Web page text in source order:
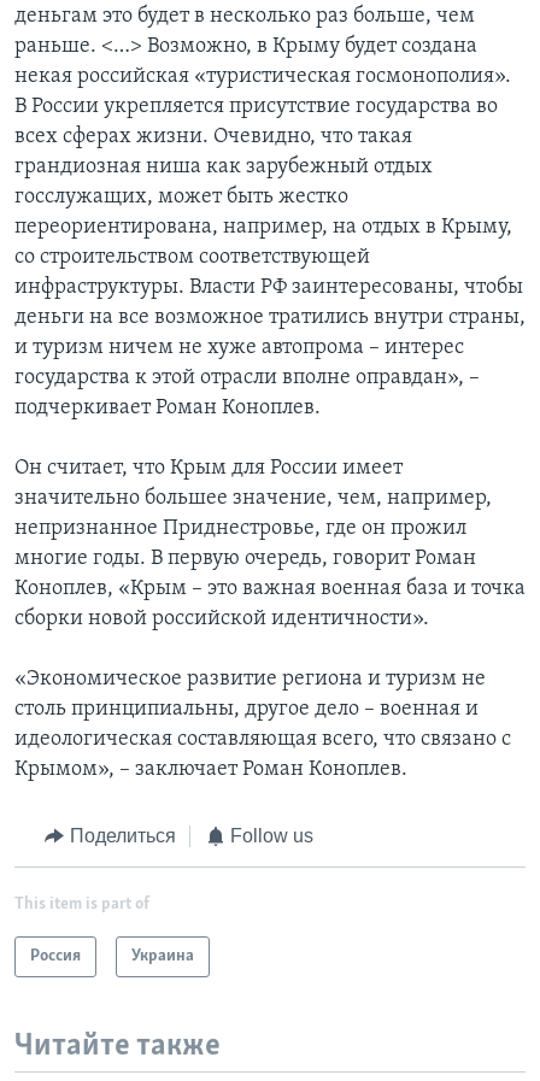
деньгам это будет в несколько раз больше, чем
раньше. <…> Возможно, в Крыму будет создана
некая российская «туристическая госмонополия».
В России укрепляется присутствие государства во
всех сферах жизни. Очевидно, что такая
грандиозная ниша как зарубежный отдых
госслужащих, может быть жестко
переориентирована, например, на отдых в Крыму,
со строительством соответствующей
инфраструктуры. Власти РФ заинтересованы, чтобы
деньги на все возможное тратились внутри страны,
и туризм ничем не хуже автопрома – интерес
государства к этой отрасли вполне оправдан», –
подчеркивает Роман Коноплев.
Он считает, что Крым для России имеет
значительно большее значение, чем, например,
непризнанное Приднестровье, где он прожил
многие годы. В первую очередь, говорит Роман
Коноплев, «Крым – это важная военная база и точка
сборки новой российской идентичности».
«Экономическое развитие региона и туризм не
столь принципиальны, другое дело – военная и
идеологическая составляющая всего, что связано с
Крымом», – заключает Роман Коноплев.
Поделиться Follow us
This item is part of
Россия Украина
Читайте также